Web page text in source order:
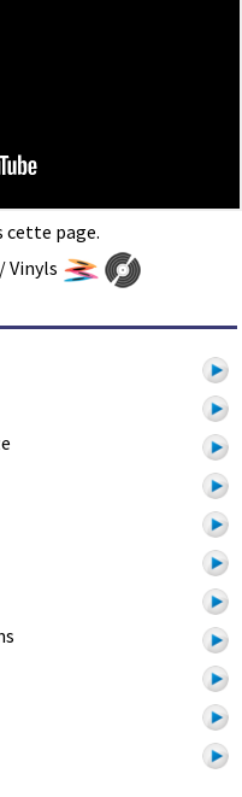
cette page.
Vinyls